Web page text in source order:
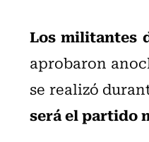
Los militantes
aprobaron
se realizó
será el partido